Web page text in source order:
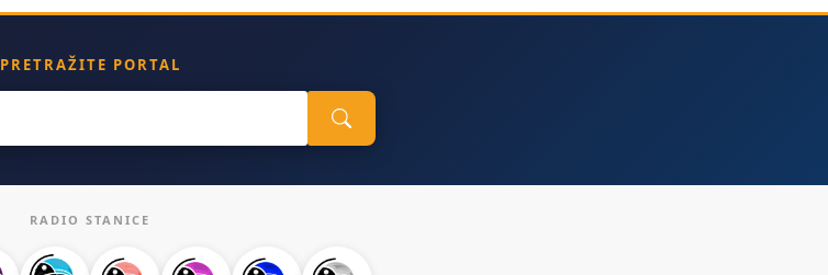
PRETRAŽITE PORTAL
RADIO STANICE